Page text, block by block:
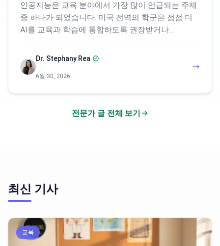
인공지능은 교육 분야에서 가장 많이 언급되는 주제
중 하나가 되었습니다. 미국 전역의 학군은 점점 더
AI를 교육과 학습에 통합하도록 권장받거나…
Dr. Stephany Rea
6월 30, 2026
전문가 글 전체 보기
최신 기사
교육